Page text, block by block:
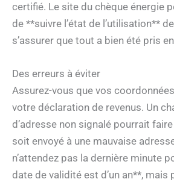
certifié. Le site du chèque énergie
de **suivre l’état de l’utilisation**
s’assurer que tout a bien été pris
Des erreurs à éviter
Assurez-vous que vos
votre déclaration de revenus. Un
d’adresse non signalé pourrait
soit envoyé à une mauvaise
n’attendez pas la dernière minute
date de validité est d’un an**, mais